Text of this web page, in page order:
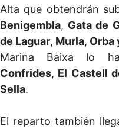
Alta que obtendrán
Benigembla, Gata de
de Laguar, Murla, Orba
Marina Baixa lo
Confrides, El Castell
Sella.
El reparto también